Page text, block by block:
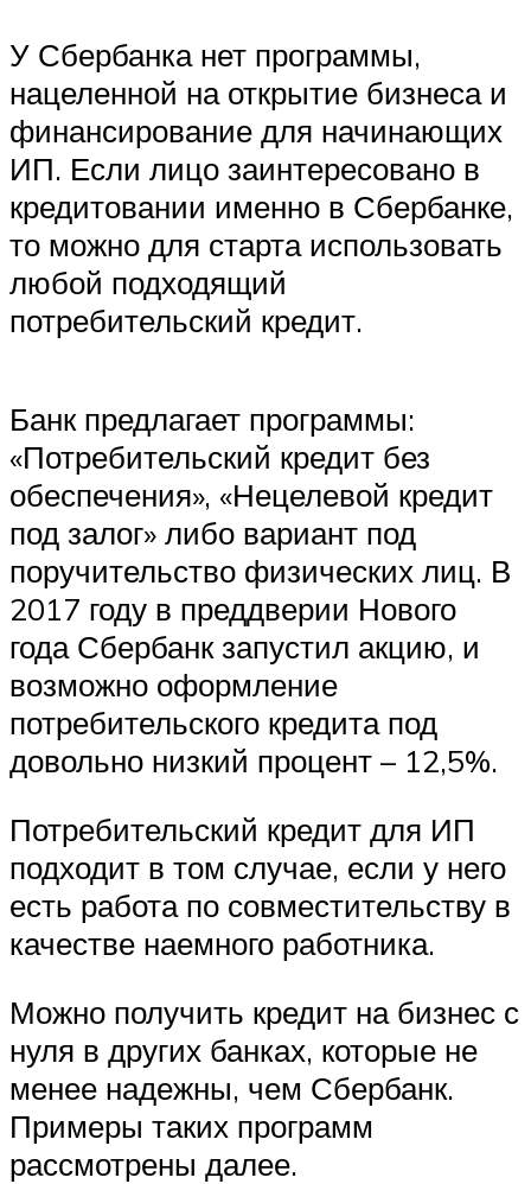
У Сбербанка нет программы,
нацеленной на открытие бизнеса и
финансирование для начинающих
ИП. Если лицо заинтересовано в
кредитовании именно в Сбербанке,
то можно для старта использовать
любой подходящий
потребительский кредит.
Банк предлагает программы:
«Потребительский кредит без
обеспечения», «Нецелевой кредит
под залог» либо вариант под
поручительство физических лиц. В
2017 году в преддверии Нового
года Сбербанк запустил акцию, и
возможно оформление
потребительского кредита под
довольно низкий процент – 12,5%.
Потребительский кредит для ИП
подходит в том случае, если у него
есть работа по совместительству в
качестве наемного работника.
Можно получить кредит на бизнес с
нуля в других банках, которые не
менее надежны, чем Сбербанк.
Примеры таких программ
рассмотрены далее.